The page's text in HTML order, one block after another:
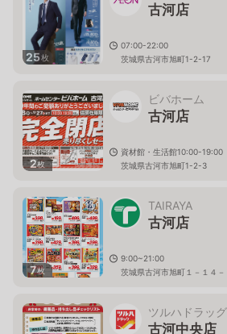
25枚
古河店
07:00-22:00
茨城県古河市旭町1-2-17
2枚
ビバホーム
古河店
資材館・生活館10:00-19:00
茨城県古河市旭町1-2-3
7枚
TAIRAYA
古河店
9:00~21:00
茨城県古河市旭町１－１４－
ツルハドラッグ
古河中央店